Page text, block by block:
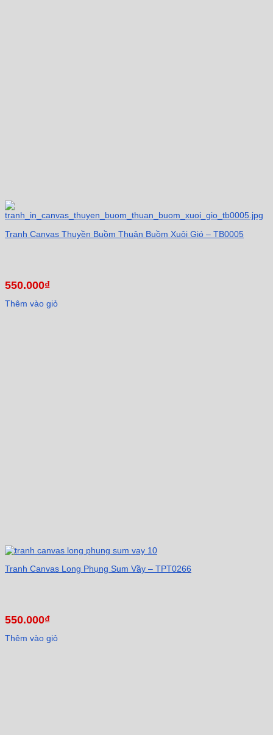
Tranh Canvas Thuyền Buồm Thuận Buồm Xuôi Gió – TB0005
550.000₫
Thêm vào giỏ
Tranh Canvas Long Phụng Sum Vầy – TPT0266
550.000₫
Thêm vào giỏ